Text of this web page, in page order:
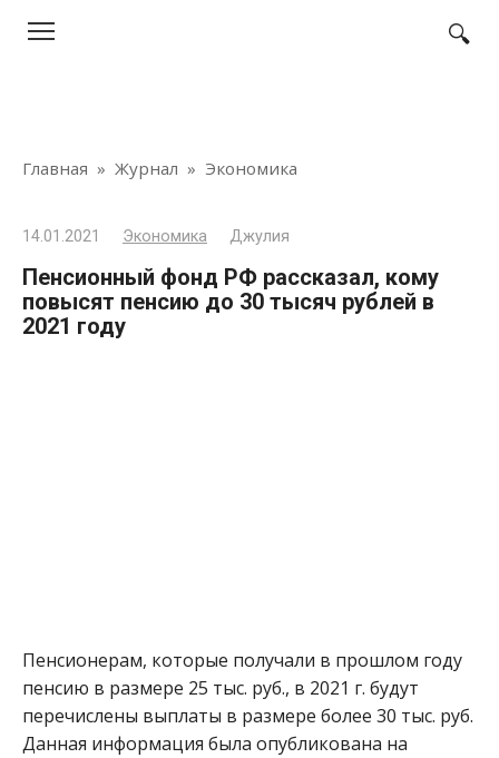
Главная » Журнал » Экономика
14.01.2021 Экономика Джулия
Пенсионный фонд РФ рассказал, кому
повысят пенсию до 30 тысяч рублей в
2021 году
Пенсионерам, которые получали в прошлом году
пенсию в размере 25 тыс. руб., в 2021 г. будут
перечислены выплаты в размере более 30 тыс. руб.
Данная информация была опубликована на